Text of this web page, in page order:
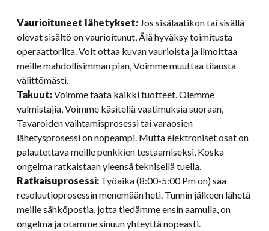
Vaurioituneet lähetykset: Jos sisälaatikon tai sisällä
olevat sisältö on vaurioitunut, Älä hyväksy toimitusta
operaattorilta. Voit ottaa kuvan vaurioista ja ilmoittaa
meille mahdollisimman pian, Voimme muuttaa tilausta
välittömästi.
Takuut:Voimme taata kaikki tuotteet. Olemme
valmistajia, Voimme käsitellä vaatimuksia suoraan,
Tavaroiden vaihtamisprosessi tai varaosien
lähetysprosessi on nopeampi. Mutta elektroniset osat on
palautettava meille penkkien testaamiseksi, Koska
ongelma ratkaistaan ​​yleensä teknisellä tuella.
Ratkaisuprosessi: Työaika (8:00-5:00 Pm on) saa
resoluutioprosessin menemään heti. Tunnin jälkeen lähetä
meille sähköpostia, jotta tiedämme ensin aamulla, on
ongelma ja otamme sinuun yhteyttä nopeasti.